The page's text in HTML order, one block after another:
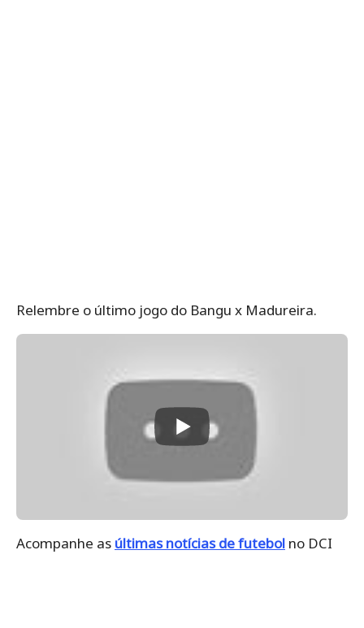
Relembre o último jogo do Bangu x Madureira.
Acompanhe as últimas notícias de futebol no DCI